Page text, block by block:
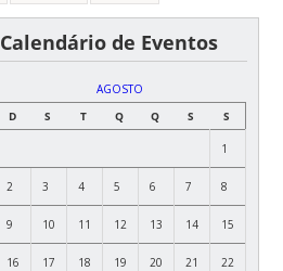
Calendário de Eventos
AGOSTO
D
S T Q Q S S
1
2 3 4 5 6 7 8
9 10 11 12 13 14 15
16 17 18 19 20 21 22